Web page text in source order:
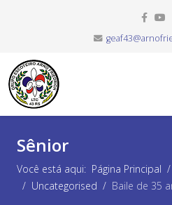
Sênior
Você está aqui: Página Principal
Uncategorised
Baile de 35